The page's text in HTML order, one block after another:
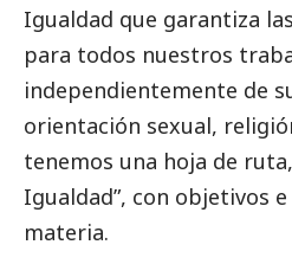
Igualdad que garantiza
para todos nuestros
independientemente de
orientación sexual,
tenemos una hoja de
Igualdad”, con objetivos
materia.